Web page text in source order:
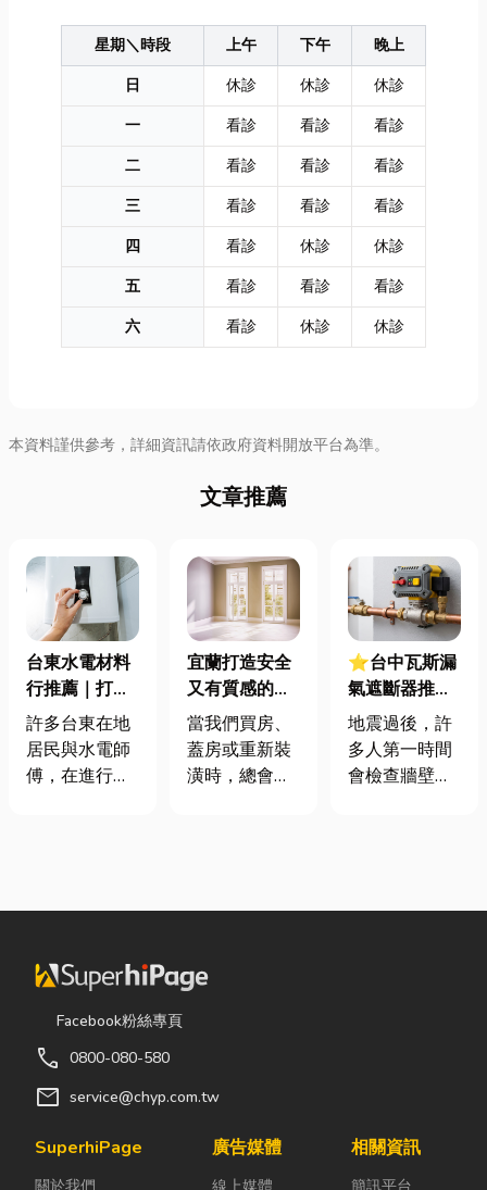
星期＼時段 上午 下午
晚上
日
休診 休診
休診
一
看診 看診
看診
二
看診 看診
看診
三
看診 看診
看診
四
看診 休診
休診
五
看診 看診
看診
六
看診 休診 休診
本資料謹供參考，詳細資訊請依政府資料開放平台為準。
文章推薦
台東水電材料
行推薦｜打造
安全耐用的居
家環境
許多台東在地
居民與水電師
傅，在進行居
料行採購。除
齊全，也能依
照施工需求，
快速找到合適
插座、燈具、
馬達、衛浴設
關產品。 無論
宜蘭打造安全
又有質感的
家，從專業門
窗開始
當我們買房、
蓋房或重新裝
潢時，總會把
天都在使用的
門窗不只是遮
通風與生活品
氣候潮濕多
⭐台中瓦斯漏
氣遮斷器推薦
廠商在這！地
震氣爆怎麼
防？警報器與
地震過後，許
多人第一時間
會檢查牆壁裂
線。日前日本
默充斥在空間
Facebook粉絲專頁
call 0800-080-580
mail service@chyp.com.tw
SuperhiPage
關於我們
廣告媒體
線上媒體
相關資訊
簡訊平台